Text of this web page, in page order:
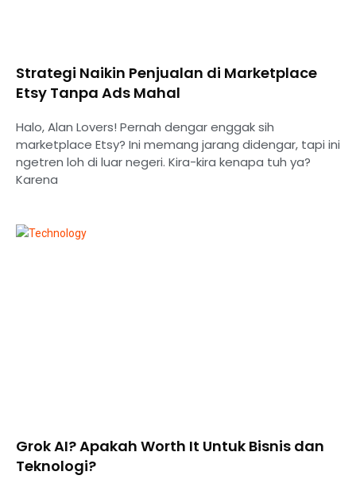
Strategi Naikin Penjualan di Marketplace
Etsy Tanpa Ads Mahal
Halo, Alan Lovers! Pernah dengar enggak sih
marketplace Etsy? Ini memang jarang didengar, tapi ini
ngetren loh di luar negeri. Kira-kira kenapa tuh ya?
Karena
Grok AI? Apakah Worth It Untuk Bisnis dan
Teknologi?